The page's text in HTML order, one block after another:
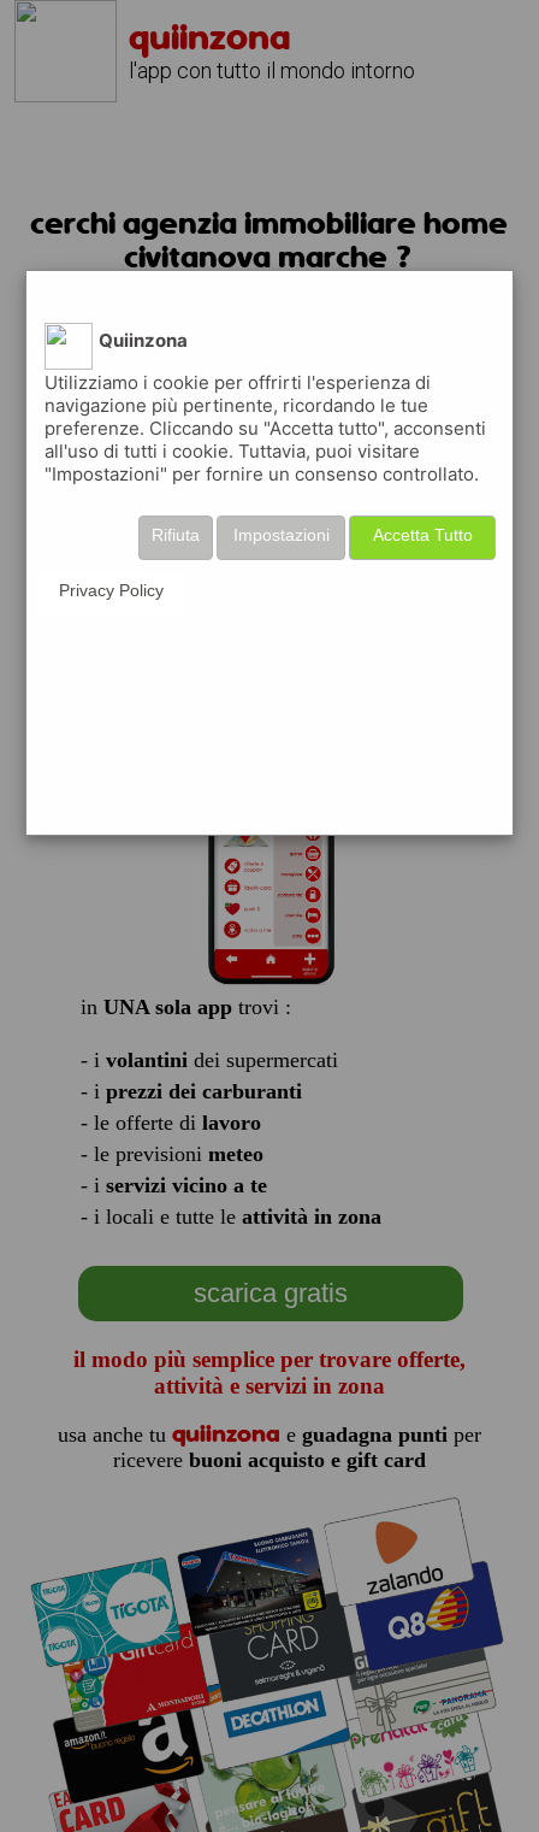
quiinzona
l'app con tutto il mondo intorno
cerchi agenzia immobiliare home
civitanova marche ?
in UNA sola apptrovi :
- i volantinidei supermercati
- i prezzi dei carburanti
- le offerte di lavoro
- le previsioni meteo
- i servizi vicino a te
- i locali e tutte le attività in zona
scarica gratis
il modo più semplice per trovare offerte,
attività e servizi in zona
usa anche tu quiinzona e guadagna puntiper
ricevere buoni acquisto e gift card
Quiinzona
Utilizziamo i cookie per offrirti l'esperienza di
navigazione più pertinente, ricordando le tue
preferenze. Cliccando su "Accetta tutto", acconsenti
all'uso di tutti i cookie. Tuttavia, puoi visitare
"Impostazioni" per fornire un consenso controllato.
Accetta Tutto
Impostazioni
Rifiuta
Privacy Policy